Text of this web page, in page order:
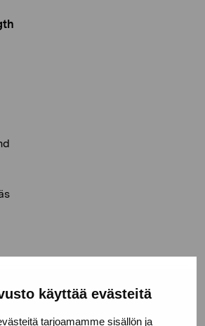
käyttää evästeitä
tarjoamamme sisällön ja